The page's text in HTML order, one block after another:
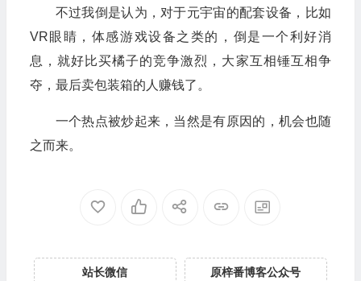
不过我倒是认为，对于元宇宙的配套设备，比如
VR眼睛，体感游戏设备之类的，倒是一个利好消
息，就好比买橘子的竞争激烈，大家互相锤互相争
夺，最后卖包装箱的人赚钱了。
一个热点被炒起来，当然是有原因的，机会也随
之而来。
站长微信 原梓番博客公众号